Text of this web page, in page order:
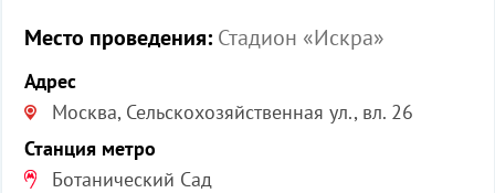
Место проведения:Стадион «Искра»
Адрес
Москва, Сельскохозяйственная ул., вл. 26
Станция метро
Ботанический Сад